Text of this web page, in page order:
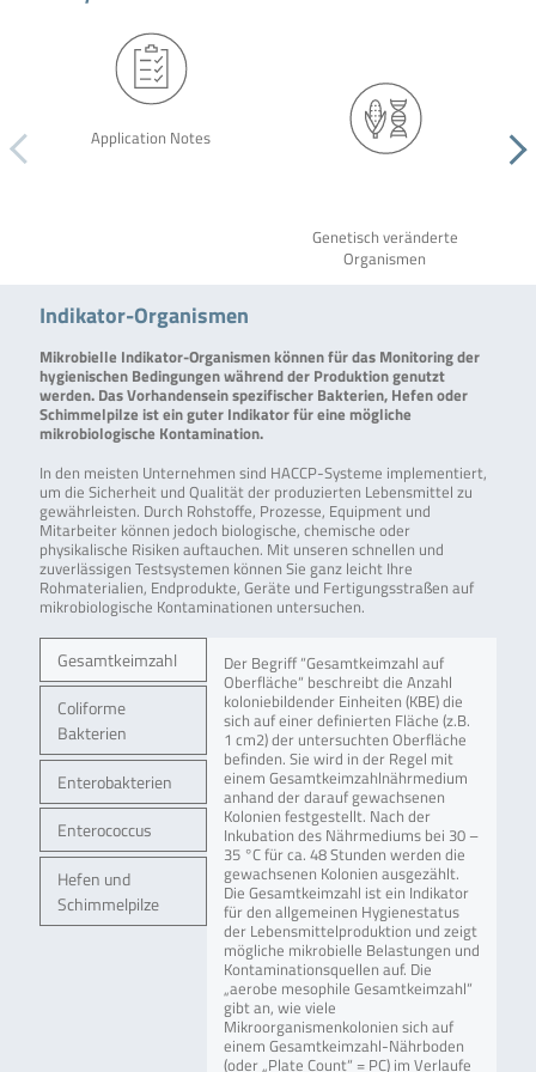
Application Notes
Genetisch veränderte
Organismen
Indikator-Organismen
Mikrobielle Indikator-Organismen können für das Monitoring der
hygienischen Bedingungen während der Produktion genutzt
werden. Das Vorhandensein spezifischer Bakterien, Hefen oder
Schimmelpilze ist ein guter Indikator für eine mögliche
mikrobiologische Kontamination.
In den meisten Unternehmen sind HACCP-Systeme implementiert,
um die Sicherheit und Qualität der produzierten Lebensmittel zu
gewährleisten. Durch Rohstoffe, Prozesse, Equipment und
Mitarbeiter können jedoch biologische, chemische oder
physikalische Risiken auftauchen. Mit unseren schnellen und
zuverlässigen Testsystemen können Sie ganz leicht Ihre
Rohmaterialien, Endprodukte, Geräte und Fertigungsstraßen auf
mikrobiologische Kontaminationen untersuchen.
Gesamtkeimzahl
Coliforme
Bakterien
Enterobakterien
Enterococcus
Hefen und
Schimmelpilze
Der Begriff “Gesamtkeimzahl auf
Oberfläche“ beschreibt die Anzahl
koloniebildender Einheiten (KBE) die
sich auf einer definierten Fläche (z.B.
1 cm2) der untersuchten Oberfläche
befinden. Sie wird in der Regel mit
einem Gesamtkeimzahlnährmedium
anhand der darauf gewachsenen
Kolonien festgestellt. Nach der
Inkubation des Nährmediums bei 30 –
35 °C für ca. 48 Stunden werden die
gewachsenen Kolonien ausgezählt.
Die Gesamtkeimzahl ist ein Indikator
für den allgemeinen Hygienestatus
der Lebensmittelproduktion und zeigt
mögliche mikrobielle Belastungen und
Kontaminationsquellen auf. Die
„aerobe mesophile Gesamtkeimzahl“
gibt an, wie viele
Mikroorganismenkolonien sich auf
einem Gesamtkeimzahl-Nährboden
(oder „Plate Count“ = PC) im Verlaufe